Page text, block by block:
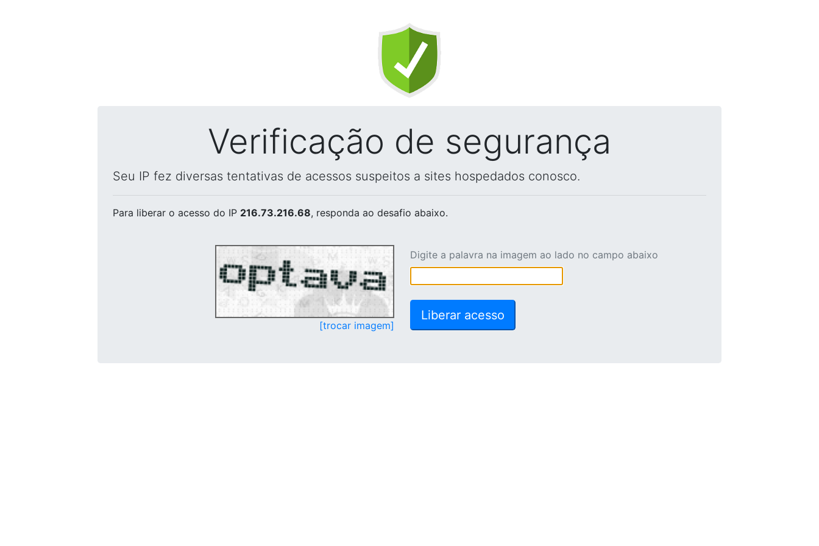
Verificação de segurança
Seu IP fez diversas tentativas de acessos suspeitos a sites hospedados conosco.
Para liberar o acesso do IP 216.73.216.68, responda ao desafio abaixo.
[trocar imagem]
Digite a palavra na imagem ao lado no campo abaixo